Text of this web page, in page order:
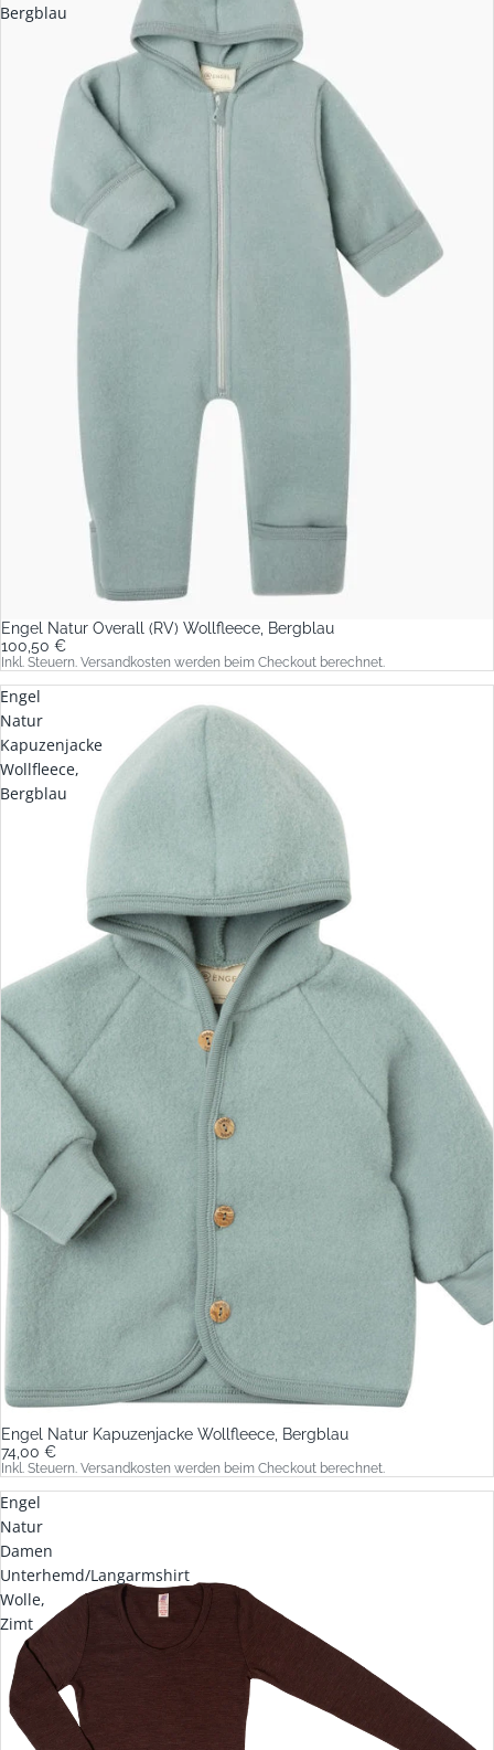
Bergblau
Engel Natur Overall (RV) Wollfleece, Bergblau
100,50 €
Inkl. Steuern. Versandkosten werden beim Checkout berechnet.
Engel
Natur
Kapuzenjacke
Wollfleece,
Bergblau
Engel Natur Kapuzenjacke Wollfleece, Bergblau
74,00 €
Inkl. Steuern. Versandkosten werden beim Checkout berechnet.
Engel
Natur
Damen
Unterhemd/Langarmshirt
Wolle,
Zimt